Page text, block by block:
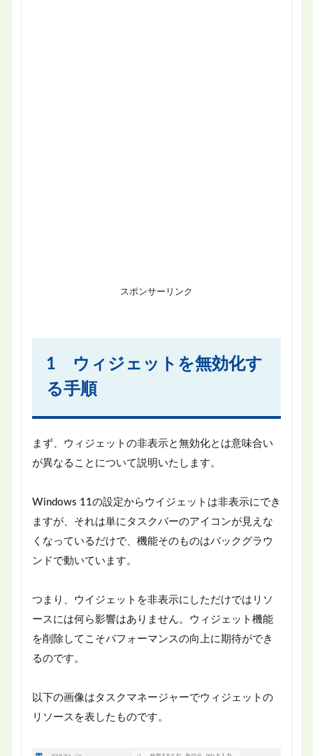
スポンサーリンク
1 ウィジェットを無効化す
る手順
まず、ウィジェットの非表示と無効化とは意味合い
が異なることについて説明いたします。
Windows 11の設定からウイジェットは非表示にでき
ますが、それは単にタスクバーのアイコンが見えな
くなっているだけで、機能そのものはバックグラウ
ンドで動いています。
つまり、ウイジェットを非表示にしただけではリソ
ースには何ら影響はありません。ウィジェット機能
を削除してこそパフォーマンスの向上に期待ができ
るのです。
以下の画像はタスクマネージャーでウィジェットの
リソースを表したものです。